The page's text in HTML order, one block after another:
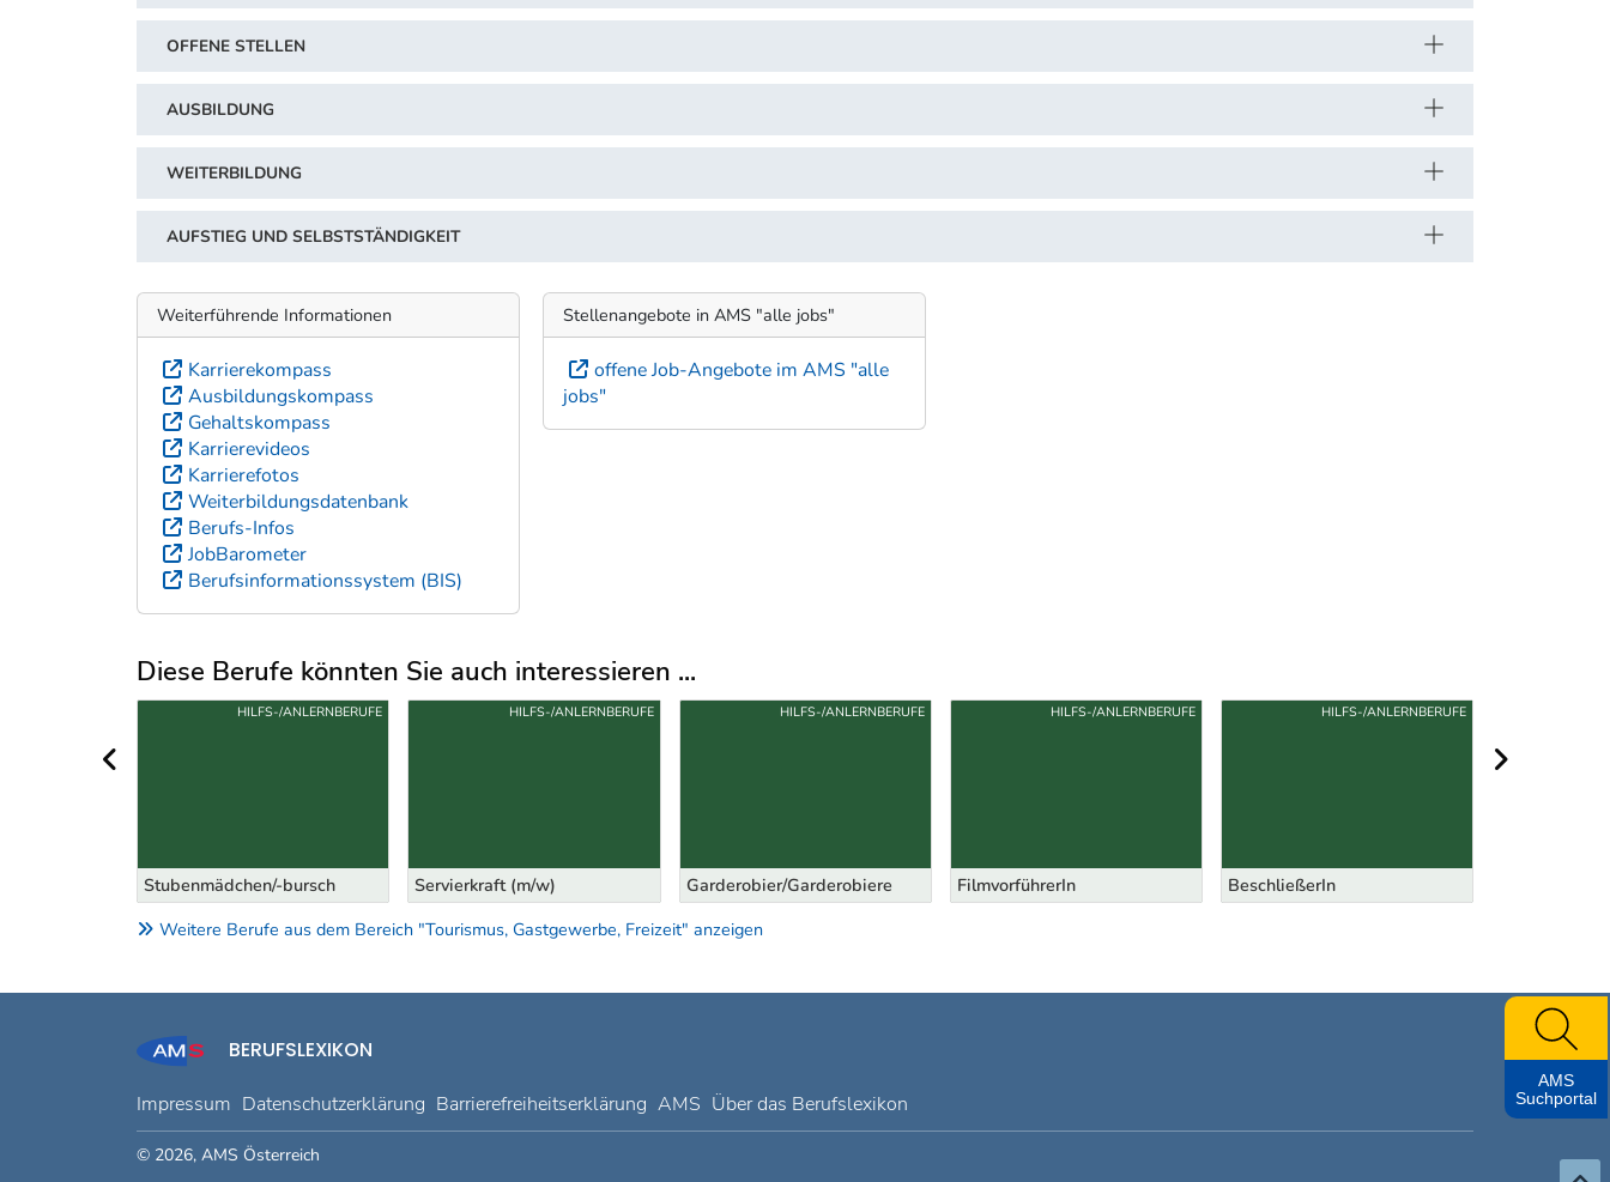
OFFENE STELLEN
AUSBILDUNG
WEITERBILDUNG
AUFSTIEG UND SELBSTSTÄNDIGKEIT
Weiterführende Informationen
Karrierekompass
Ausbildungskompass
Gehaltskompass
Karrierevideos
Karrierefotos
Weiterbildungsdatenbank
Berufs-Infos
JobBarometer
Berufsinformationssystem (BIS)
Stellenangebote in AMS "alle jobs"
offene Job-Angebote im AMS "alle
jobs"
Diese Berufe könnten Sie auch interessieren ...
Uber weitere Berufsvorschläge
Stubenmädchen/-bursch
HILFS-/ANLERNBERUFE
Servierkraft (m/w)
HILFS-/ANLERNBERUFE
Garderobier/Garderobiere
HILFS-/ANLERNBERUFE
FilmvorführerIn
HILFS-/ANLERNBERUFE
BeschließerIn
HILFS-/ANLERNBERUFE
Weitere Berufe aus dem Bereich "Tourismus, Gastgewerbe, Freizeit" anzeigen
BERUFSLEXIKON
Impressum Datenschutzerklärung Barrierefreiheitserklärung AMS Über das Berufslexikon
© 2026, AMS Österreich
AMS
Suchportal